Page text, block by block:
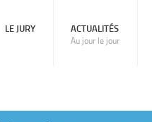
LE JURY ACTUALITÉS
Au jour le jour